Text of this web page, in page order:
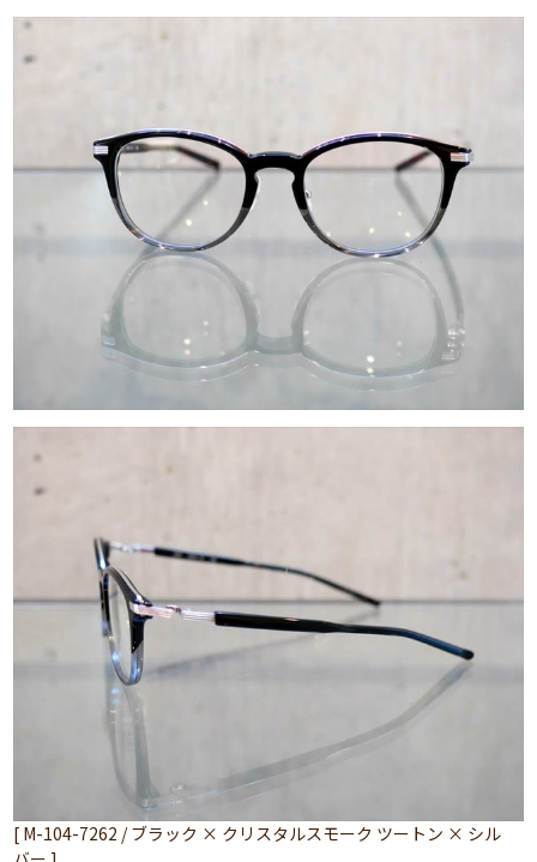
[ M-104-7262 / ブラック × クリスタルスモーク ツートン × シル